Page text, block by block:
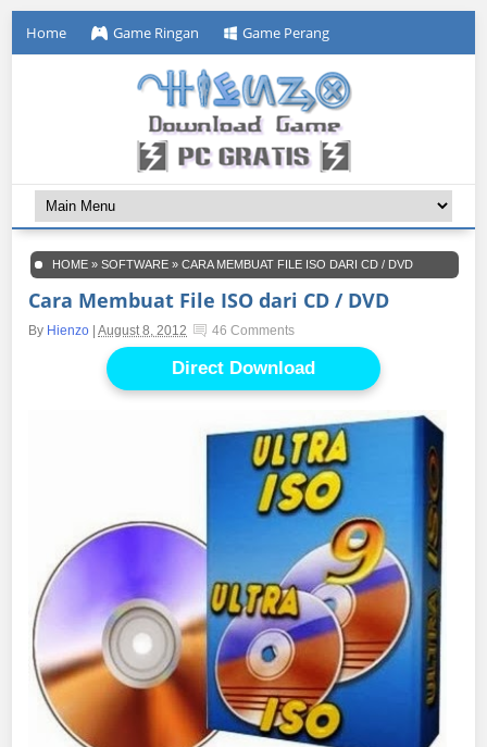
Home Game Ringan Game Perang
HOME »SOFTWARE »CARA MEMBUAT FILE ISO DARI CD / DVD
Cara Membuat File ISO dari CD / DVD
By Hienzo |August 8, 2012 46 Comments
Direct Download